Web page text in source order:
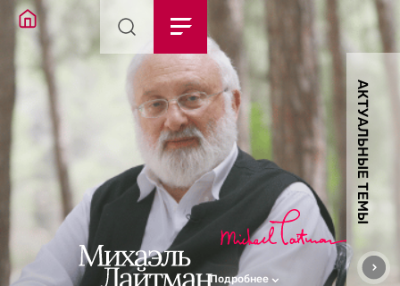
АКТУАЛЬНЫЕ ТЕМЫ
Подробнее